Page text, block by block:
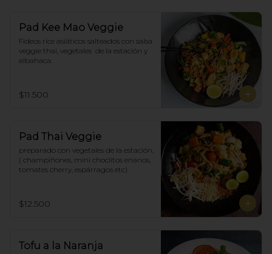
Pad Kee Mao Veggie
Fideos rice asiáticos salteados con salsa
veggie thai, vegetales  de la estación y
albahaca.
$11.500
Pad Thai Veggie
preparado con vegetales de la estación,
( champiñones, mini choclitos enanos,
tomates cherry, espárragos etc)
$12.500
Tofu a la Naranja